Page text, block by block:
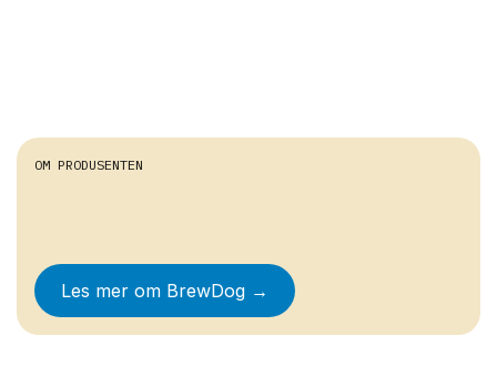
OM PRODUSENTEN
Les mer om BrewDog →